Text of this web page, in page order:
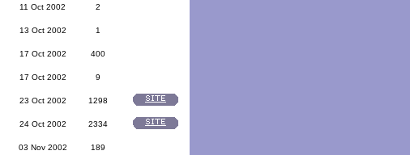
11 Oct 2002 2
13 Oct 2002 1
17 Oct 2002 400
17 Oct 2002 9
23 Oct 2002 1298
24 Oct 2002 2334
03 Nov 2002 189